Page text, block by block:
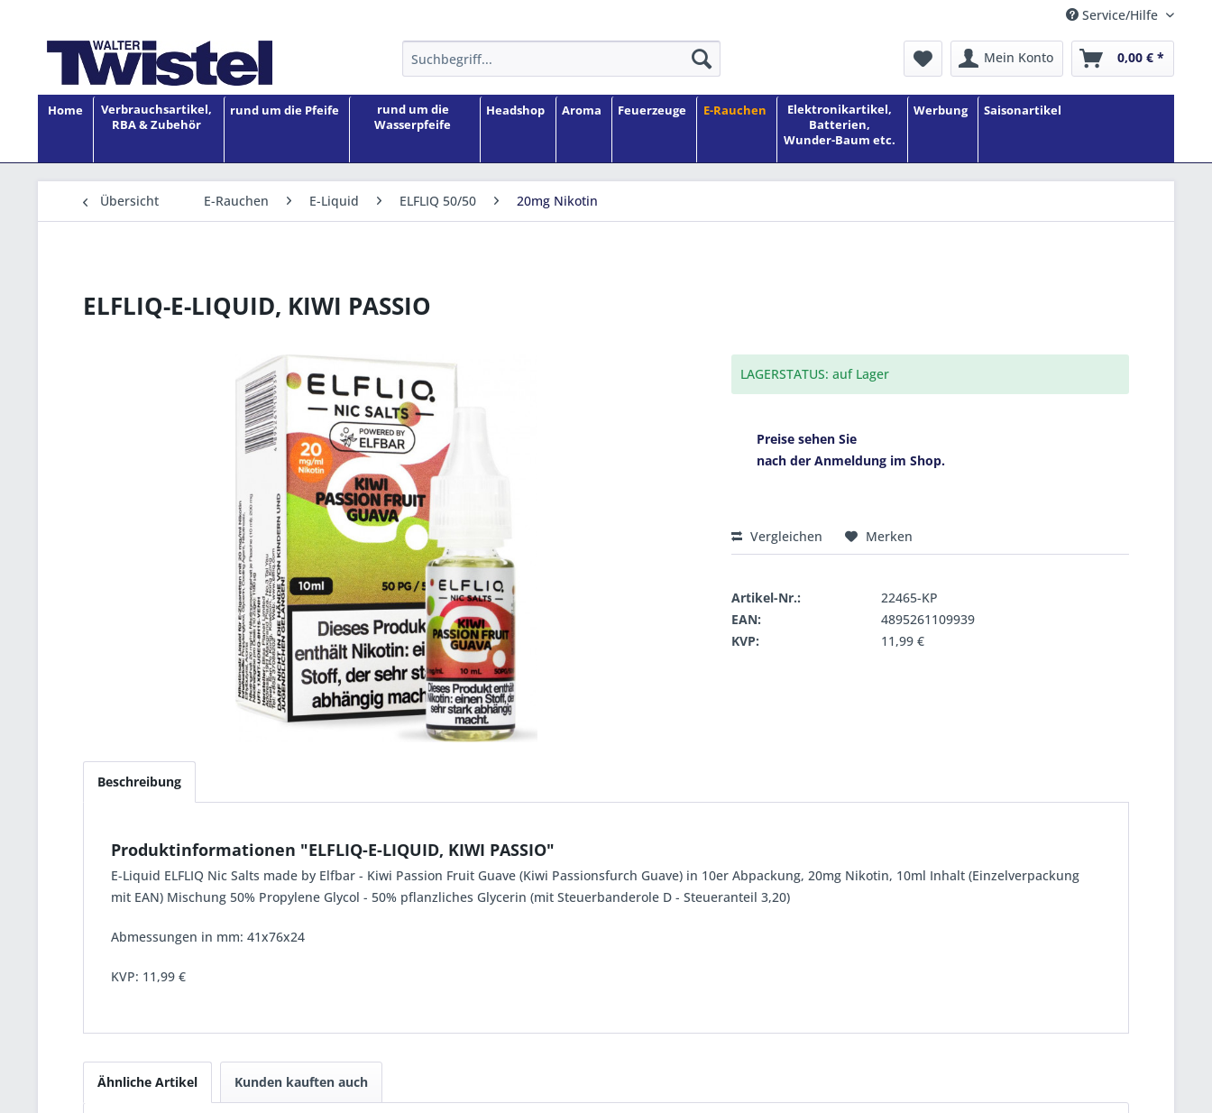
Service/Hilfe
Mein Konto 0,00 € *
Home
Verbrauchsartikel,
RBA & Zubehör
rund um die Pfeife
rund um die
Wasserpfeife
Headshop Aroma Feuerzeuge E-Rauchen
Elektronikartikel,
Batterien,
Wunder-Baum etc.
Werbung Saisonartikel
Übersicht E-Rauchen E-Liquid ELFLIQ 50/50 20mg Nikotin
ELFLIQ-E-LIQUID, KIWI PASSIO
LAGERSTATUS: auf Lager
Preise sehen Sie
nach der Anmeldung im Shop.
Vergleichen Merken
Artikel-Nr.:
22465-KP
EAN:
4895261109939
KVP:
11,99 €
Beschreibung
Produktinformationen "ELFLIQ-E-LIQUID, KIWI PASSIO"
E-Liquid ELFLIQ Nic Salts made by Elfbar - Kiwi Passion Fruit Guave (Kiwi Passionsfurch Guave) in 10er Abpackung, 20mg Nikotin, 10ml Inhalt (Einzelverpackung
mit EAN) Mischung 50% Propylene Glycol - 50% pflanzliches Glycerin (mit Steuerbanderole D - Steueranteil 3,20)
Abmessungen in mm: 41x76x24
KVP: 11,99 €
Ähnliche Artikel Kunden kauften auch